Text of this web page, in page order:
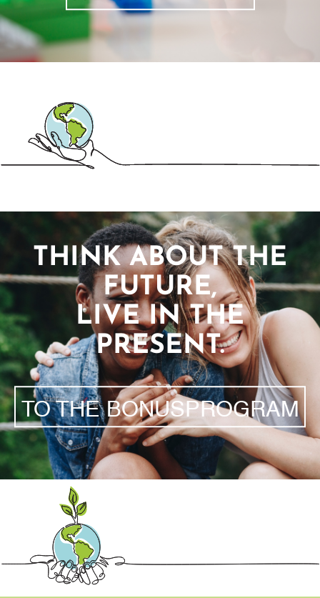
THINK ABOUT THE
FUTURE,
LIVE IN THE
PRESENT.
TO THE BONUSPROGRAM